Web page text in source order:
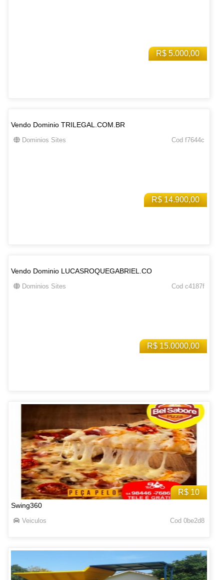
R$ 5.000,00
R$ 14.900,00
Vendo Dominio TRILEGAL.COM.BR
Dominios Sites Cod f7644c
R$ 15.0000,00
Vendo Dominio LUCASROQUEGABRIEL.CO
Dominios Sites Cod c4187f
R$ 10
Swing360
Veiculos Cod 0be2d8